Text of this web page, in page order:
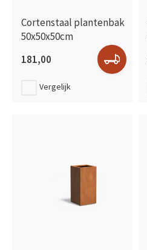
Cortenstaal plantenbak
50x50x50cm
181,00
Vergelijk